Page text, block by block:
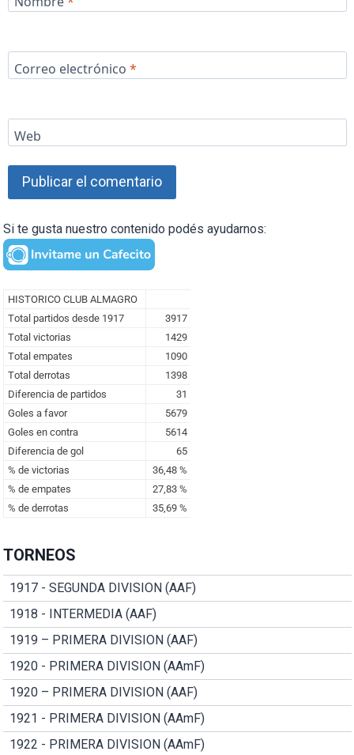
Correo electrónico *
Web
Si te gusta nuestro contenido podés ayudarnos:
TORNEOS
1917 - SEGUNDA DIVISION (AAF)
1918 - INTERMEDIA (AAF)
1919 – PRIMERA DIVISION (AAF)
1920 - PRIMERA DIVISION (AAmF)
1920 – PRIMERA DIVISION (AAF)
1921 - PRIMERA DIVISION (AAmF)
1922 - PRIMERA DIVISION (AAmF)